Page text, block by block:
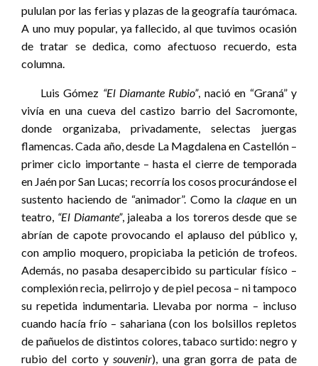
pululan por las ferias y plazas de la geografía taurómaca.
A uno muy popular, ya fallecido, al que tuvimos ocasión
de tratar se dedica, como afectuoso recuerdo, esta
columna.
Luis Gómez “El Diamante Rubio”, nació en “Graná” y
vivía en una cueva del castizo barrio del Sacromonte,
donde organizaba, privadamente, selectas juergas
flamencas. Cada año, desde La Magdalena en Castellón –
primer ciclo importante – hasta el cierre de temporada
en Jaén por San Lucas; recorría los cosos procurándose el
sustento haciendo de “animador”. Como la claqueen un
teatro, “El Diamante”, jaleaba a los toreros desde que se
abrían de capote provocando el aplauso del público y,
con amplio moquero, propiciaba la petición de trofeos.
Además, no pasaba desapercibido su particular físico –
complexión recia, pelirrojo y de piel pecosa – ni tampoco
su repetida indumentaria. Llevaba por norma – incluso
cuando hacía frío – sahariana (con los bolsillos repletos
de pañuelos de distintos colores, tabaco surtido: negro y
rubio del corto y souvenir), una gran gorra de pata de